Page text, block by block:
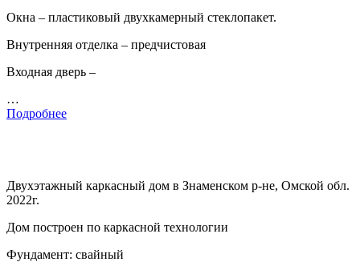
Окна – пластиковый двухкамерный стеклопакет.
Внутренняя отделка – предчистовая
Входная дверь –
…
Подробнее
Двухэтажный каркасный дом в Знаменском р-не, Омской обл.
2022г.
Дом построен по каркасной технологии
Фундамент: свайный